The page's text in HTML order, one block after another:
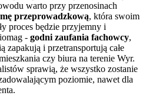
warto przy przenosinach
przeprowadzkową, która swoim
proces będzie przyjemny i
- godni zaufania fachowcy,
zapakują i przetransportują całe
czy biura na terenie Wyr.
sprawią, że wszystko zostanie
poziomie, nawet dla